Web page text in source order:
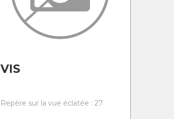
VIS
Repère sur la vue éclatée : 27